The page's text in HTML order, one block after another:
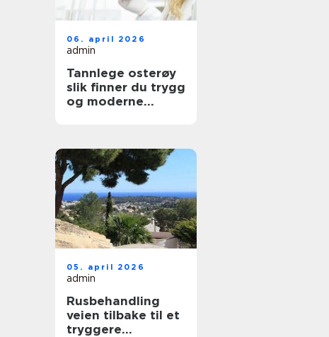
06. april 2026
admin
Tannlege osterøy
slik finner du trygg
og moderne
05. april 2026
admin
Rusbehandling
veien tilbake til et
tryggere